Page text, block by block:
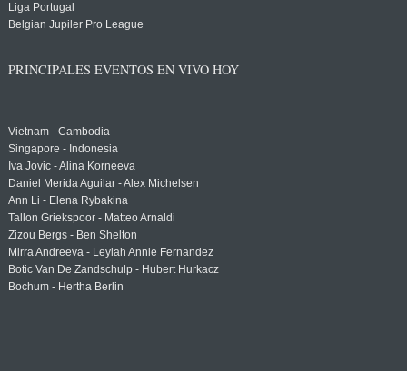
Liga Portugal
Belgian Jupiler Pro League
PRINCIPALES EVENTOS EN VIVO HOY
Vietnam - Cambodia
Singapore - Indonesia
Iva Jovic - Alina Korneeva
Daniel Merida Aguilar - Alex Michelsen
Ann Li - Elena Rybakina
Tallon Griekspoor - Matteo Arnaldi
Zizou Bergs - Ben Shelton
Mirra Andreeva - Leylah Annie Fernandez
Botic Van De Zandschulp - Hubert Hurkacz
Bochum - Hertha Berlin